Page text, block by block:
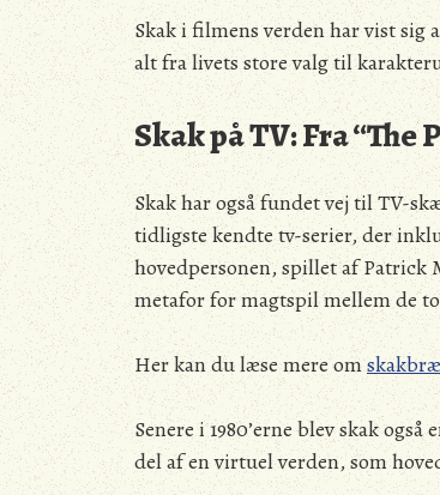
Skak i filmens verden har vist sig
alt fra livets store valg til
Skak på TV: Fra “The
Skak har også fundet vej til TV-
tidligste kendte tv-serier, der
hovedpersonen, spillet af Patrick
metafor for magtspil mellem de
Her kan du læse mere om
Senere i 1980’erne blev skak
del af en virtuel verden, som